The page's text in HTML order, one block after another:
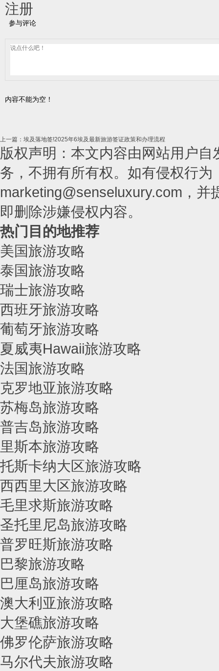
注册
参与评论
内容不能为空！
上一篇：埃及落地签!2025年6埃及最新旅游签证政策和办理流程
版权声明：本文内容由网站用户
务，不拥有所有权。如有侵权行为
marketing@senseluxury.com，
即删除涉嫌侵权内容。
热门目的地推荐
美国旅游攻略
泰国旅游攻略
瑞士旅游攻略
西班牙旅游攻略
葡萄牙旅游攻略
夏威夷Hawaii旅游攻略
法国旅游攻略
克罗地亚旅游攻略
苏梅岛旅游攻略
普吉岛旅游攻略
里斯本旅游攻略
托斯卡纳大区旅游攻略
西西里大区旅游攻略
毛里求斯旅游攻略
圣托里尼岛旅游攻略
普罗旺斯旅游攻略
巴黎旅游攻略
巴厘岛旅游攻略
澳大利亚旅游攻略
大堡礁旅游攻略
佛罗伦萨旅游攻略
马尔代夫旅游攻略